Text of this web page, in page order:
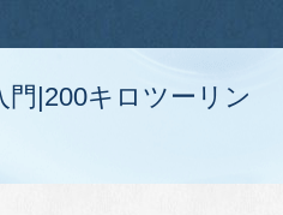
|200キロツーリン